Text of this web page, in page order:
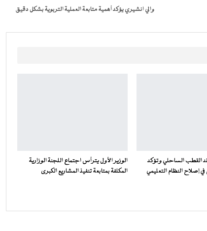
والي انشيري يؤكد أهمية متابعة العملية التربوية بشكل دقيق
القطب الساحلي وتؤكد
إصلاح النظام التعليمي
الوزير الأول يترأس اجتماع اللجنة الوزارية
المكلفة بمتابعة تنفيذ المشاريع الكبرى